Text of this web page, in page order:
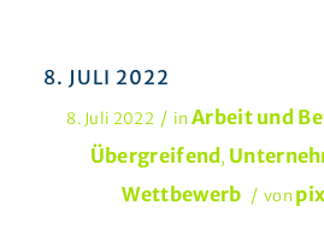
8. JULI 2022
8. Juli 2022 / inArbeit und
Übergreifend ,
Wettbewerb / von